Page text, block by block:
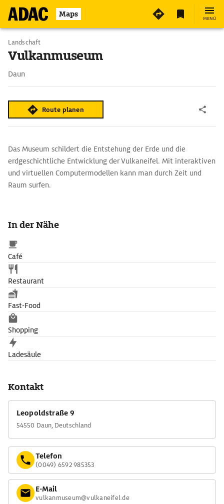
Maps MENÜ
Landschaft
Vulkanmuseum
Daun
Route planen
Das Museum schildert die Entstehung der Erde und die
erdgeschichtliche Entwicklung der Vulkaneifel. Mit interaktiven
und virtuellen Computermodellen kann man durch Zeit und
Raum surfen.
In der Nähe
Café
Restaurant
Fast-Food
Shopping
Ladesäule
Kontakt
Leopoldstraße 9
54550 Daun, Deutschland
Telefon
(0049) 6592 985353
E-Mail
vulkanmuseum@vulkaneifel.de